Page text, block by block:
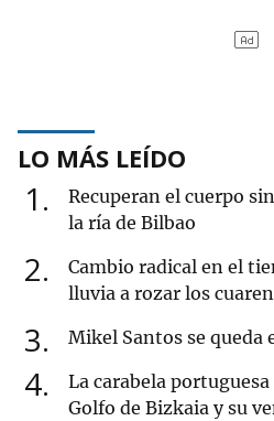
LO MÁS LEÍDO
1
Recuperan el cuerpo
la ría de Bilbao
2
Cambio radical en el
lluvia a rozar los
3 Mikel Santos se queda
4
La carabela
Golfo de Bizkaia y su